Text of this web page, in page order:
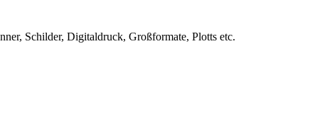
Schilder, Digitaldruck, Großformate, Plotts etc.